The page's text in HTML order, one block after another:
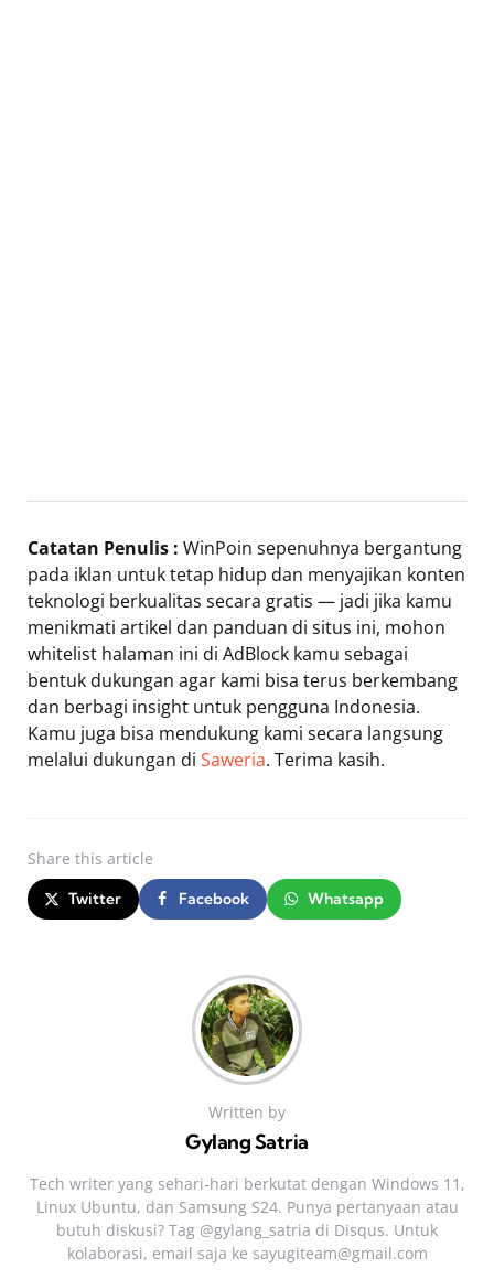
Catatan Penulis : WinPoin sepenuhnya bergantung
pada iklan untuk tetap hidup dan menyajikan konten
teknologi berkualitas secara gratis — jadi jika kamu
menikmati artikel dan panduan di situs ini, mohon
whitelist halaman ini di AdBlock kamu sebagai
bentuk dukungan agar kami bisa terus berkembang
dan berbagi insight untuk pengguna Indonesia.
Kamu juga bisa mendukung kami secara langsung
melalui dukungan di Saweria. Terima kasih.
Share this article
Twitter Facebook Whatsapp
Written by
Gylang Satria
Tech writer yang sehari‑hari berkutat dengan Windows 11,
Linux Ubuntu, dan Samsung S24. Punya pertanyaan atau
butuh diskusi? Tag @gylang_satria di Disqus. Untuk
kolaborasi, email saja ke sayugiteam@gmail.com